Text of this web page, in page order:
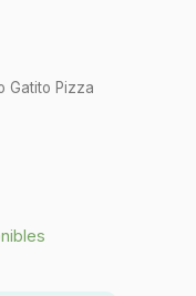
Gatito Pizza